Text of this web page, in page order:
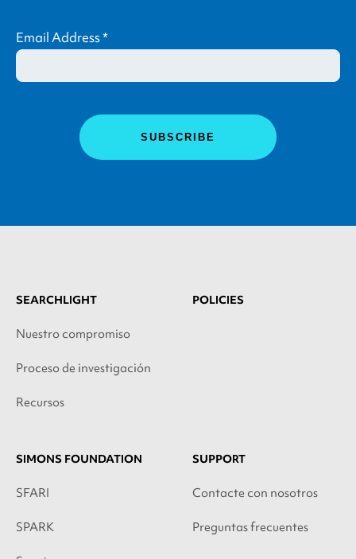
Email Address*
SEARCHLIGHT
Nuestro compromiso
Proceso de investigación
Recursos
POLICIES
SIMONS FOUNDATION
SFARI
SPARK
SUPPORT
Contacte con nosotros
Preguntas frecuentes